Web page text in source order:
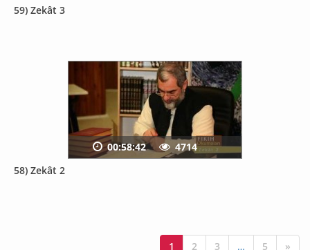
59) Zekât 3
58) Zekât 2
00:58:42 4714
1 2 3 … 5 »